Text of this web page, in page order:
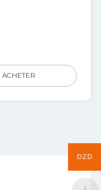
ACHETER
DZD